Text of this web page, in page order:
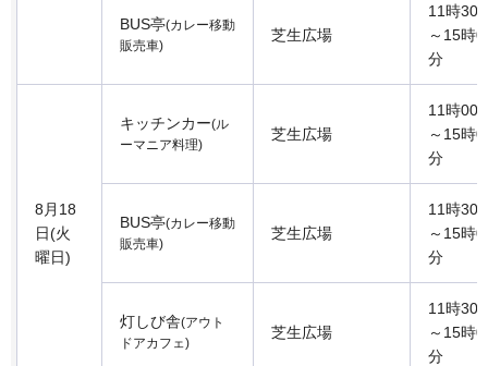
BUS亭(カレー移動
販売車)
芝生広場
11時30
～15時
分
8月18
日(火
曜日)
キッチンカー(ル
ーマニア料理)
芝生広場
11時00
～15時
分
BUS亭(カレー移動
販売車)
芝生広場
11時30
～15時
分
灯しび舎(アウト
ドアカフェ)
芝生広場
11時30
～15時
分